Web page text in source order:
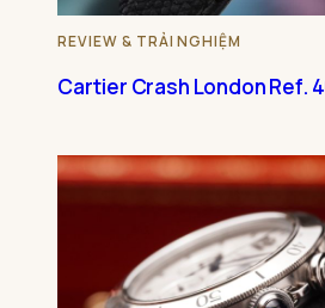
REVIEW & TRẢI NGHIỆM
Cartier Crash London Ref.